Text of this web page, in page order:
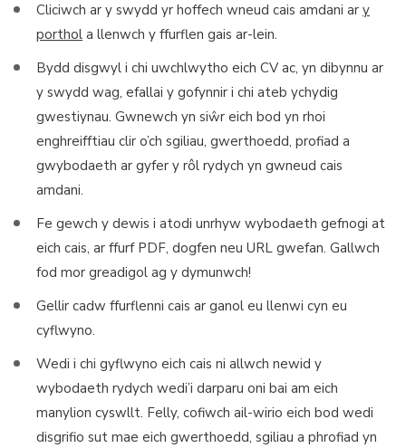
Cliciwch ar y swydd yr hoffech wneud cais amdani ar y
porthol a llenwch y ffurflen gais ar-lein.
Bydd disgwyl i chi uwchlwytho eich CV ac, yn dibynnu ar
y swydd wag, efallai y gofynnir i chi ateb ychydig
gwestiynau. Gwnewch yn siŵr eich bod yn rhoi
enghreifftiau clir o’ch sgiliau, gwerthoedd, profiad a
gwybodaeth ar gyfer y rôl rydych yn gwneud cais
amdani.
Fe gewch y dewis i atodi unrhyw wybodaeth gefnogi at
eich cais, ar ffurf PDF, dogfen neu URL gwefan. Gallwch
fod mor greadigol ag y dymunwch!
Gellir cadw ffurflenni cais ar ganol eu llenwi cyn eu
cyflwyno.
Wedi i chi gyflwyno eich cais ni allwch newid y
wybodaeth rydych wedi’i darparu oni bai am eich
manylion cyswllt. Felly, cofiwch ail-wirio eich bod wedi
disgrifio sut mae eich gwerthoedd, sgiliau a phrofiad yn